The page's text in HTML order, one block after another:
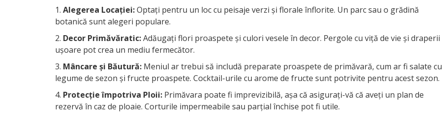
Alegerea Locației:Optați pentru un loc cu peisaje verzi și florale înflorite. Un parc sau o grădină
botanică sunt alegeri populare.
Decor Primăvăratic:Adăugați flori proaspete și culori vesele în decor. Pergole cu viță de vie și draperii
ușoare pot crea un mediu fermecător.
Mâncare și Băutură: Meniul ar trebui să includă preparate proaspete de primăvară, cum ar fi salate cu
legume de sezon și fructe proaspete. Cocktail-urile cu arome de fructe sunt potrivite pentru acest sezon.
Protecție împotriva Ploii: Primăvara poate fi imprevizibilă, așa că asigurați-vă că aveți un plan de
rezervă în caz de ploaie. Corturile impermeabile sau parțial închise pot fi utile.